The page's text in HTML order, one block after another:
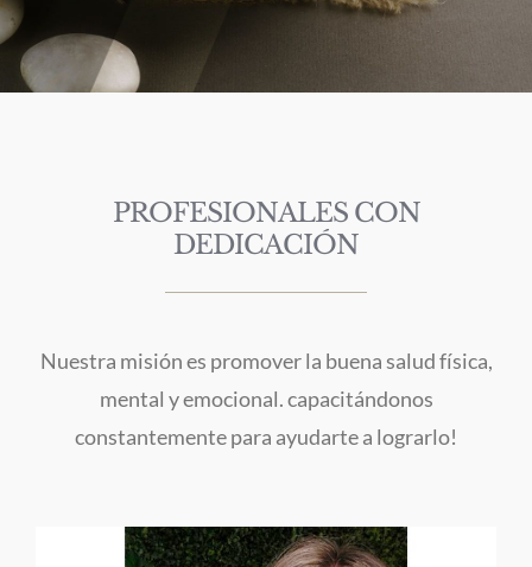
PROFESIONALES CON
DEDICACIÓN
Nuestra misión es promover la buena salud física,
mental y emocional. capacitándonos
constantemente para ayudarte a lograrlo!